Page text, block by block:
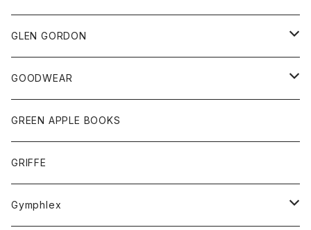
ネクタイ
チーフ
トップス
シャツ
タンクトップ
ボトム
ショートパンツ
スカート
レディース
スカート
Tシャツ
サンダル
トップス
Tシャツ
GLEN GORDON
グッズ
手袋
GOODWEAR
トップス
Tシャツ
GREEN APPLE BOOKS
GRIFFE
Gymphlex